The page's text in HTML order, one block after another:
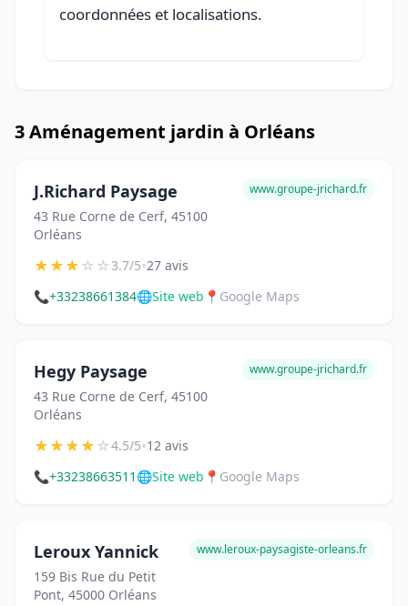
coordonnées et localisations.
3 Aménagement jardin à Orléans
J.Richard Paysage
43 Rue Corne de Cerf, 45100
Orléans
www.groupe-jrichard.fr
★★★☆☆3.7/5•27 avis
📞+33238661384🌐Site web 📍 Google Maps
Hegy Paysage
43 Rue Corne de Cerf, 45100
Orléans
www.groupe-jrichard.fr
★★★★☆4.5/5•12 avis
📞+33238663511 🌐Site web 📍 Google Maps
Leroux Yannick
159 Bis Rue du Petit
Pont, 45000 Orléans
www.leroux-paysagiste-orleans.fr